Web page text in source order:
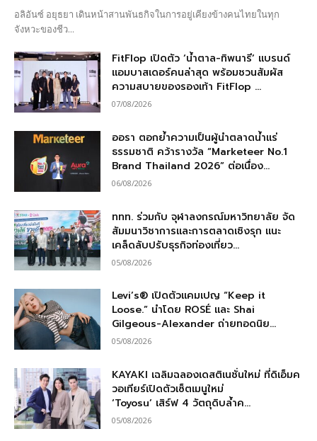
อลิอันซ์ อยุธยา เดินหน้าสานพันธกิจในการอยู่เคียงข้างคนไทยในทุก
จังหวะของชีว...
FitFlop เปิดตัว ‘น้ำตาล-ทิพนารี’ แบรนด์
แอมบาสเดอร์คนล่าสุด พร้อมชวนสัมผัส
ความสบายของรองเท้า FitFlop ...
07/08/2026
ออรา ตอกย้ำความเป็นผู้นำตลาดน้ำแร่
ธรรมชาติ คว้ารางวัล “Marketeer No.1
Brand Thailand 2026” ต่อเนื่อง...
06/08/2026
ททท. ร่วมกับ จุฬาลงกรณ์มหาวิทยาลัย จัด
สัมมนาวิชาการและการตลาดเชิงรุก แนะ
เคล็ดลับปรับธุรกิจท่องเที่ยว...
05/08/2026
Levi’s® เปิดตัวแคมเปญ “Keep it
Loose.” นำโดย ROSÉ และ Shai
Gilgeous-Alexander ถ่ายทอดนิย...
05/08/2026
KAYAKI เฉลิมฉลองเดสติเนชั่นใหม่ ที่ดิเอ็มค
วอเทียร์เปิดตัวเซ็ตเมนูใหม่
‘Toyosu’ เสิร์ฟ 4 วัตถุดิบล้ำค...
05/08/2026